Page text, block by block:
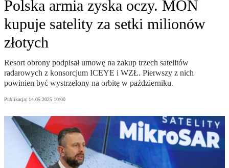
Polska armia zyska oczy. MON
kupuje satelity za setki milionów
złotych
Resort obrony podpisał umowę na zakup trzech satelitów
radarowych z konsorcjum ICEYE i WZŁ. Pierwszy z nich
powinien być wystrzelony na orbitę w październiku.
Publikacja: 14.05.2025 10:00